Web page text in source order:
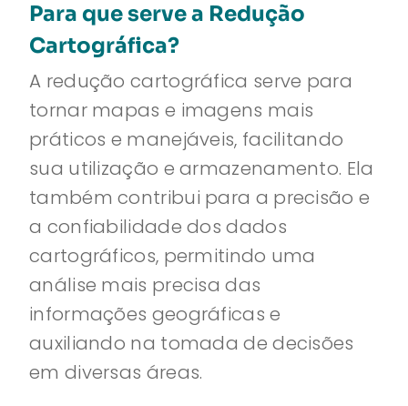
Para que serve a Redução
Cartográfica?
A redução cartográfica serve para
tornar mapas e imagens mais
práticos e manejáveis, facilitando
sua utilização e armazenamento. Ela
também contribui para a precisão e
a confiabilidade dos dados
cartográficos, permitindo uma
análise mais precisa das
informações geográficas e
auxiliando na tomada de decisões
em diversas áreas.